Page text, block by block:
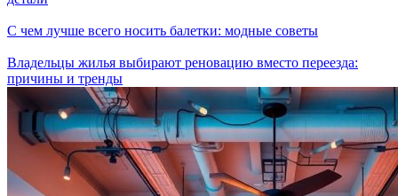
С чем лучше всего носить балетки: модные советы
Владельцы жилья выбирают реновацию вместо переезда:
причины и тренды